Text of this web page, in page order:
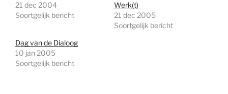
21 dec 2004
Soortgelijk bericht
Werk(t)
21 dec 2005
Soortgelijk bericht
Dag van de Dialoog
10 jan 2005
Soortgelijk bericht